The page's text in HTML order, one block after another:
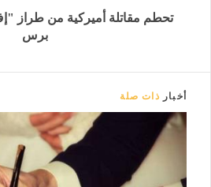
برس
أخبار ذات صلة